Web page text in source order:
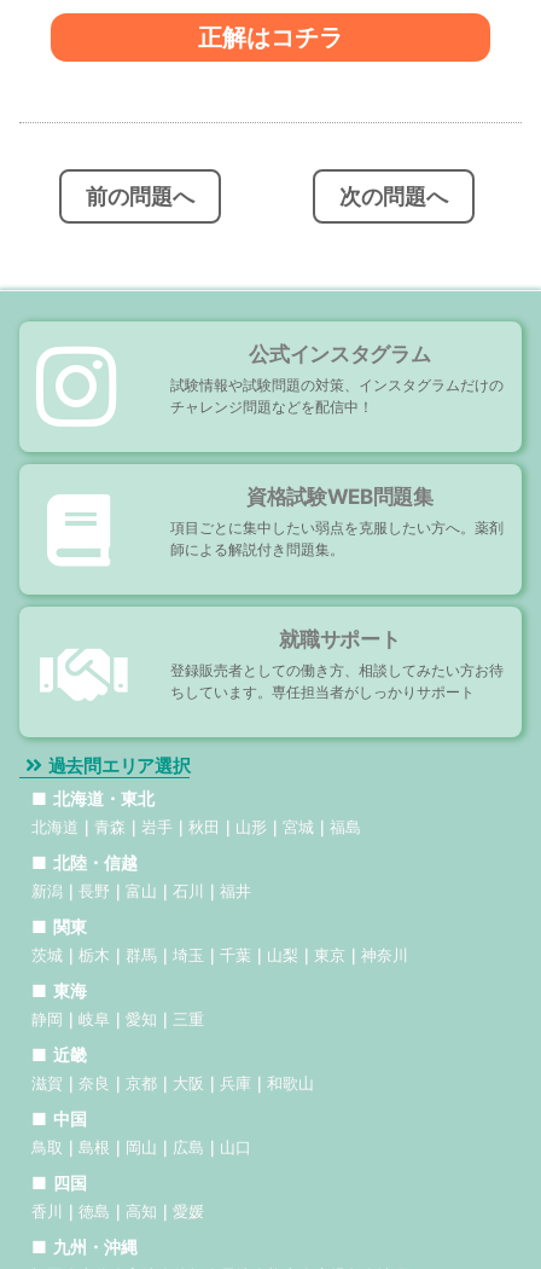
正解はコチラ
ン
前の問題へ 次の問題へ
公式インスタグラム
試験情報や試験問題の対策、インスタグラムだけの
チャレンジ問題などを配信中！
資格試験WEB問題集
項目ごとに集中したい弱点を克服したい方へ。薬剤
師による解説付き問題集。
就職サポート
登録販売者としての働き方、相談してみたい方お待
ちしています。専任担当者がしっかりサポート
過去問エリア選択
北海道・東北
北海道 青森 岩手 秋田 山形 宮城 福島
北陸・信越
新潟 長野 富山 石川 福井
関東
茨城 栃木 群馬 埼玉 千葉 山梨 東京 神奈川
東海
静岡 岐阜 愛知 三重
近畿
滋賀 奈良 京都 大阪 兵庫 和歌山
中国
鳥取 島根 岡山 広島 山口
四国
香川 徳島 高知 愛媛
九州・沖縄